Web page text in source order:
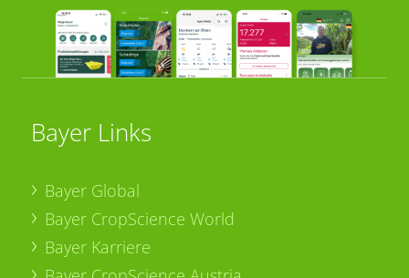
Bayer Links
Bayer Global
Bayer CropScience World
Bayer Karriere